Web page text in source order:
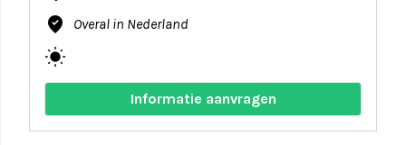
where_to_vote Overal in Nederland
wb_sunny
Informatie aanvragen